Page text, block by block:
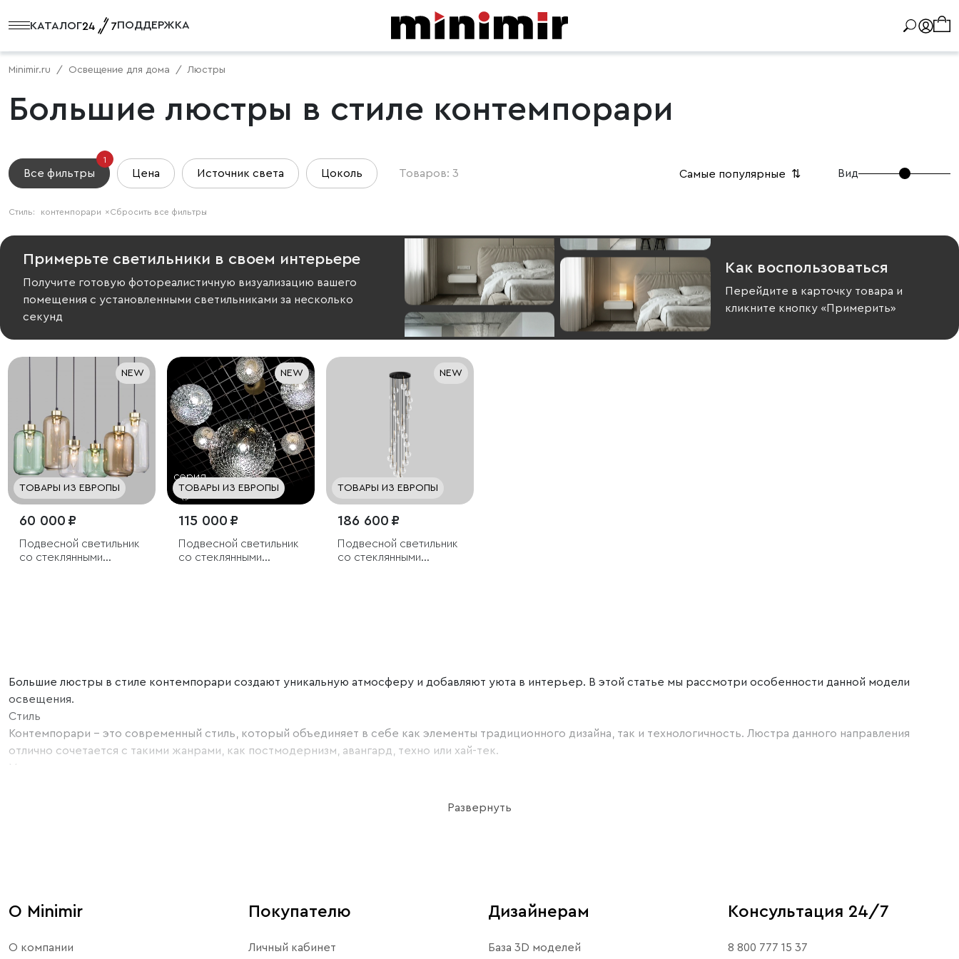
КАТАЛОГ ПОДДЕРЖКА
Minimir.ru Освещение для дома Люстры
Большие люстры в стиле контемпорари
Все фильтры
1
Цена Источник света Цоколь Товаров: 3 Самые популярные ⇅ Вид
Сбросить все фильтры
Стиль: контемпорари ×
Примерьте светильники в своем интерьере
Получите готовую фотореалистичную визуализацию вашего
помещения с установленными светильниками за несколько
секунд
Как воспользоваться
Перейдите в карточку товара и
кликните кнопку «Примерить»
NEW
ТОВАРЫ ИЗ ЕВРОПЫ
60 000 ₽
Подвесной светильник
со стеклянными
NEW
ТОВАРЫ ИЗ ЕВРОПЫ
115 000 ₽
Подвесной светильник
со стеклянными
NEW
ТОВАРЫ ИЗ ЕВРОПЫ
186 600 ₽
Подвесной светильник
со стеклянными
Большие люстры в стиле контемпорари создают уникальную атмосферу и добавляют уюта в интерьер. В этой статье мы рассмотри особенности данной модели
освещения.
Стиль
Контемпорари – это современный стиль, который объединяет в себе как элементы традиционного дизайна, так и технологичность. Люстра данного направления
отлично сочетается с такими жанрами, как постмодернизм, авангард, техно или хай-тек.
Материалы
такие как гостиная, зал, кухня, спальня или холл.
Развернуть
О Minimir
О компании
Покупателю
Личный кабинет
Дизайнерам
База 3D моделей
Консультация 24/7
8 800 777 15 37